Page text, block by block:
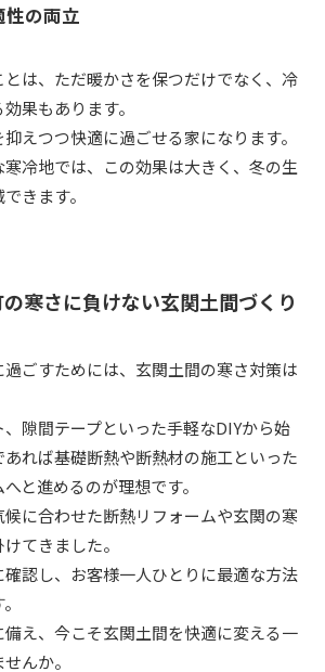
の両立
は、ただ暖かさを保つだけでなく、冷
果もあります。
えつつ快適に過ごせる家になります。
冷地では、この効果は大きく、冬の生
きます。
寒さに負けない玄関土間づくり
ごすためには、玄関土間の寒さ対策は
隙間テープといった手軽なDIYから始
れば基礎断熱や断熱材の施工といった
と進めるのが理想です。
に合わせた断熱リフォームや玄関の寒
てきました。
認し、お客様一人ひとりに最適な方法
え、今こそ玄関土間を快適に変える一
んか。